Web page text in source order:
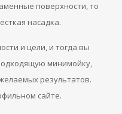
поверхности, то
насадка.
и цели, и тогда вы
минимойку,
результатов.
сайте.